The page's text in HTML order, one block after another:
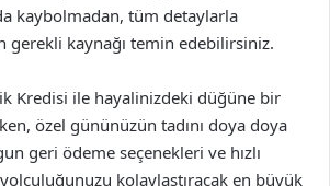
kaybolmadan, tüm detaylarla
gerekli kaynağı temin edebilirsiniz.
Kredisi ile hayalinizdeki düğüne bir
özel gününüzün tadını doya doya
geri ödeme seçenekleri ve hızlı
kolaylaştıracak en büyük